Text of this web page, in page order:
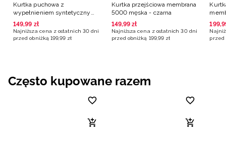
Kurtka puchowa z
wypełnieniem syntetycznym
męska - czarna
149,99 zł
Najniższa cena z ostatnich 30 dni
przed obniżką 199,99 zł
Kurtka przejściowa membrana
5000 męska - czarna
149,99 zł
Najniższa cena z ostatnich 30 dni
przed obniżką 199,99 zł
199,
przed
Często kupowane razem